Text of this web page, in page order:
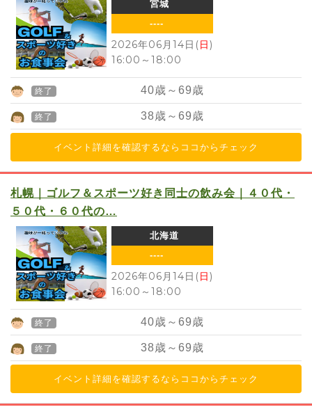
宮城
----
2026年06月14日(日)
16:00 ～ 18:00
終了 40歳～69歳
終了 38歳～69歳
イベント詳細を確認するならココからチェック
札幌｜ゴルフ＆スポーツ好き同士の飲み会｜４０代・
５０代・６０代の…
北海道
----
2026年06月14日(日)
16:00 ～ 18:00
終了 40歳～69歳
終了 38歳～69歳
イベント詳細を確認するならココからチェック